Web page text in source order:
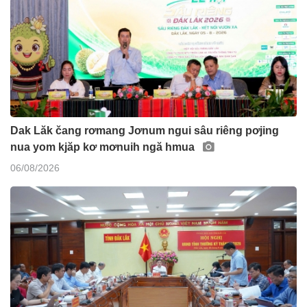
Dak Lăk čang rơmang Jơnum ngui sâu riêng pơjing
nua yom kjăp kơ mơnuih ngă hmua
06/08/2026